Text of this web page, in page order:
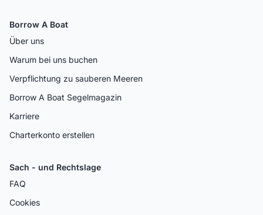
Borrow A Boat
Über uns
Warum bei uns buchen
Verpflichtung zu sauberen Meeren
Borrow A Boat Segelmagazin
Karriere
Charterkonto erstellen
Sach - und Rechtslage
FAQ
Cookies